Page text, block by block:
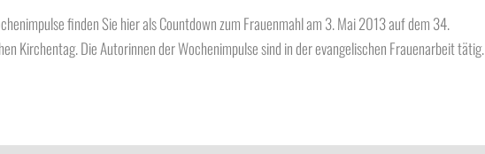
finden Sie hier als Countdown zum Frauenmahl am 3. Mai 2013 auf dem 34.
Kirchentag. DieAutorinnender Wochenimpulse sind in der evangelischen Frauenarbeit tätig.